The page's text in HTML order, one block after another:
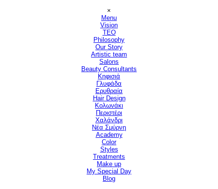
×
Menu
Vision
TEO
Philosophy
Our Story
Artistic team
Salons
Beauty Consultants
Κηφισιά
Γλυφάδα
Ερυθραία
Hair Design▼
Κολωνάκι
Περιστέρι
Χαλάνδρι
Νέα Σμύρνη
Academy
Color
Styles
Treatments
Make up
My Special Day
Blog